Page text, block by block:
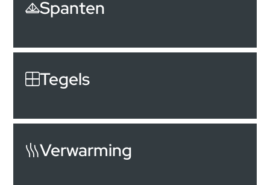
Spanten
Tegels
Verwarming